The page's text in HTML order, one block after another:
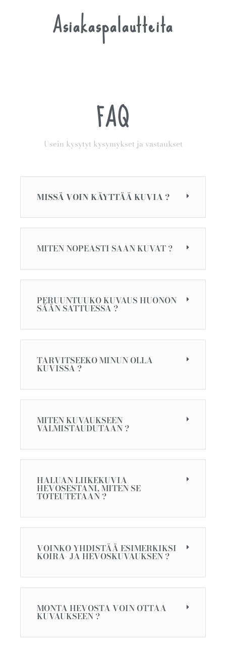
Asiakaspalautteita
FAQ
Usein kysytyt kysymykset ja vastaukset
MISSÄ VOIN KÄYTTÄÄ KUVIA ?
MITEN NOPEASTI SAAN KUVAT ?
PERUUNTUUKO KUVAUS HUONON
SÄÄN SATTUESSA ?
TARVITSEEKO MINUN OLLA
KUVISSA ?
MITEN KUVAUKSEEN
VALMISTAUDUTAAN ?
HALUAN LIIKEKUVIA
HEVOSESTANI, MITEN SE
TOTEUTETAAN ?
VOINKO YHDISTÄÄ ESIMERKIKSI
KOIRA- JA HEVOSKUVAUKSEN ?
MONTA HEVOSTA VOIN OTTAA
KUVAUKSEEN ?